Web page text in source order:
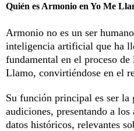
Quién es Armonio en Yo Me
Armonio no es un ser
inteligencia artificial que ha
fundamental en el proceso
Llamo, convirtiéndose en el
Su función principal es ser la
audiciones, presentando a
datos históricos, relevantes